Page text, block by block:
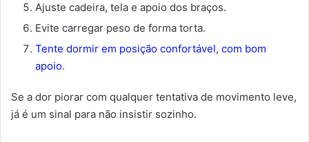
Ajuste cadeira, tela e apoio dos braços.
Evite carregar peso de forma torta.
Tente dormir em posição confortável, com bom
apoio.
Se a dor piorar com qualquer tentativa de movimento leve,
já é um sinal para não insistir sozinho.